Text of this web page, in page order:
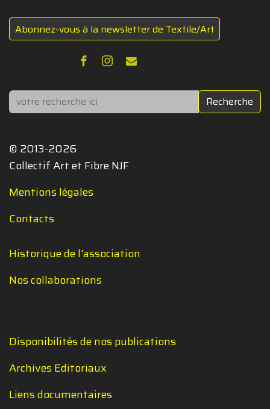
Abonnez-vous à la newsletter de Textile/Art
Rechercher Recherche
© 2013-2026
Collectif Art et Fibre NJF
Mentions légales
Contacts
Historique de l'association
Nos collaborations
Disponibilités de nos publications
Archives Editoriaux
Liens documentaires